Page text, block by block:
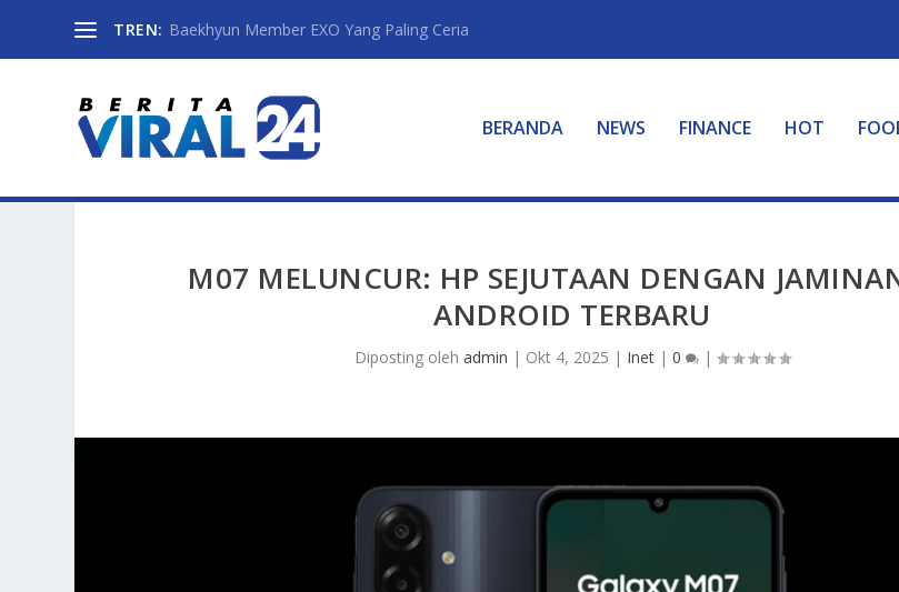
TREN: Baekhyun Member EXO Yang Paling Ceria
BERANDA NEWS FINANCE HOT
M07 MELUNCUR: HP SEJUTAAN DENGAN
ANDROID TERBARU
Diposting oleh admin | Okt 4, 2025 | Inet| 0 |